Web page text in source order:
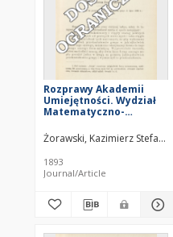
Rozprawy Akademii
Umiejętności. Wydział
Matematyczno-
Żorawski, Kazimierz Stefan
1893
Journal/Article